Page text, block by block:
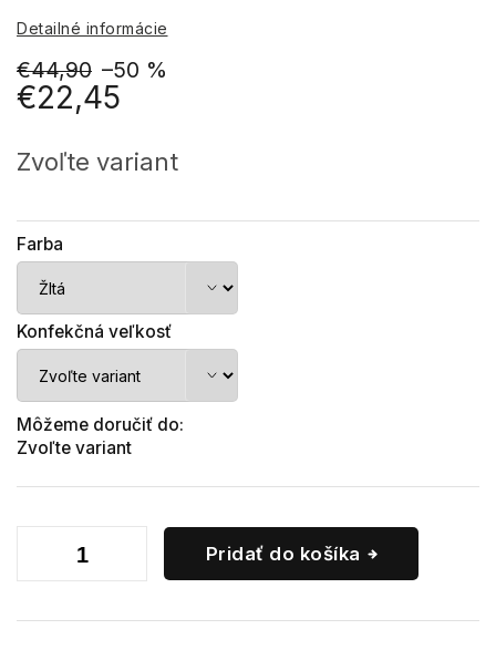
€44,90 –50 %
€22,45
cena:
Zvoľte variant
Farba
Konfekčná veľkosť
Môžeme doručiť do:
Zvoľte variant
Pridať do košíka
Detailné informácie